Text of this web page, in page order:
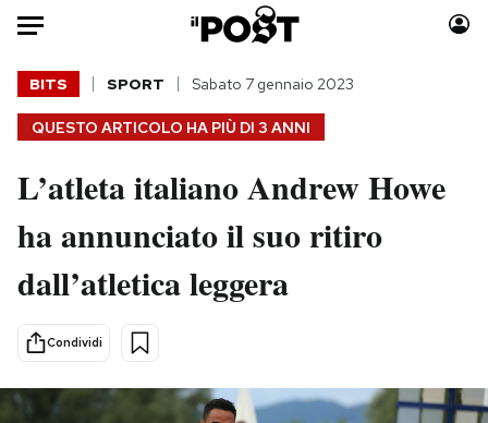
Auto
HOME
Italia
Politica
Tecnologia
Scienza
Economia
Moda
Consumismi
Storie/Idee
Altrecose
QUESTO ARTICOLO HA PIÙ DI 3 ANNI
BITS SPORT Sabato 7 gennaio 2023
L’atleta italiano Andrew Howe
ha annunciato il suo ritiro
dall’atletica leggera
Condividi